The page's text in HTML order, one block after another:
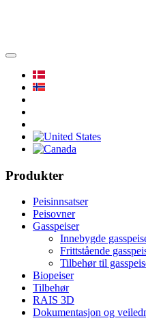
Produkter
Peisinnsatser
Peisovner
Gasspeiser
Innebygde
Frittstående
Tilbehør til
Biopeiser
Tilbehør
RAIS 3D
Dokumentasjon og